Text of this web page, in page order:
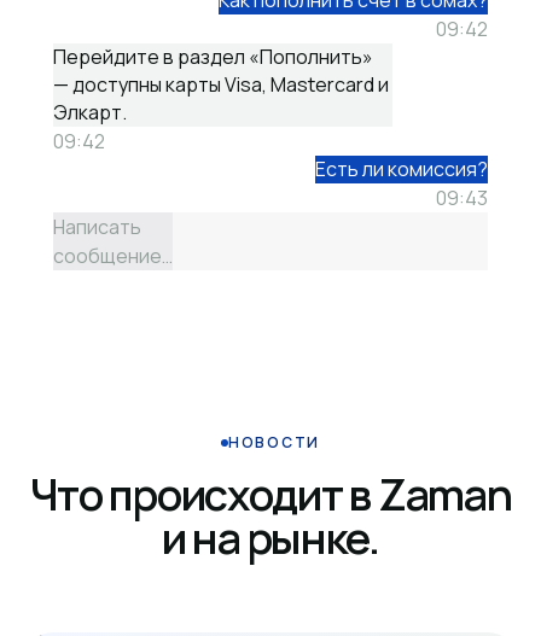
09:42
Перейдите в раздел «Пополнить»
— доступны карты Visa, Mastercard и
Элкарт.
09:42
Есть ли комиссия?
09:43
Написать
сообщение…
НОВОСТИ
Что происходит в Zaman
и на рынке.